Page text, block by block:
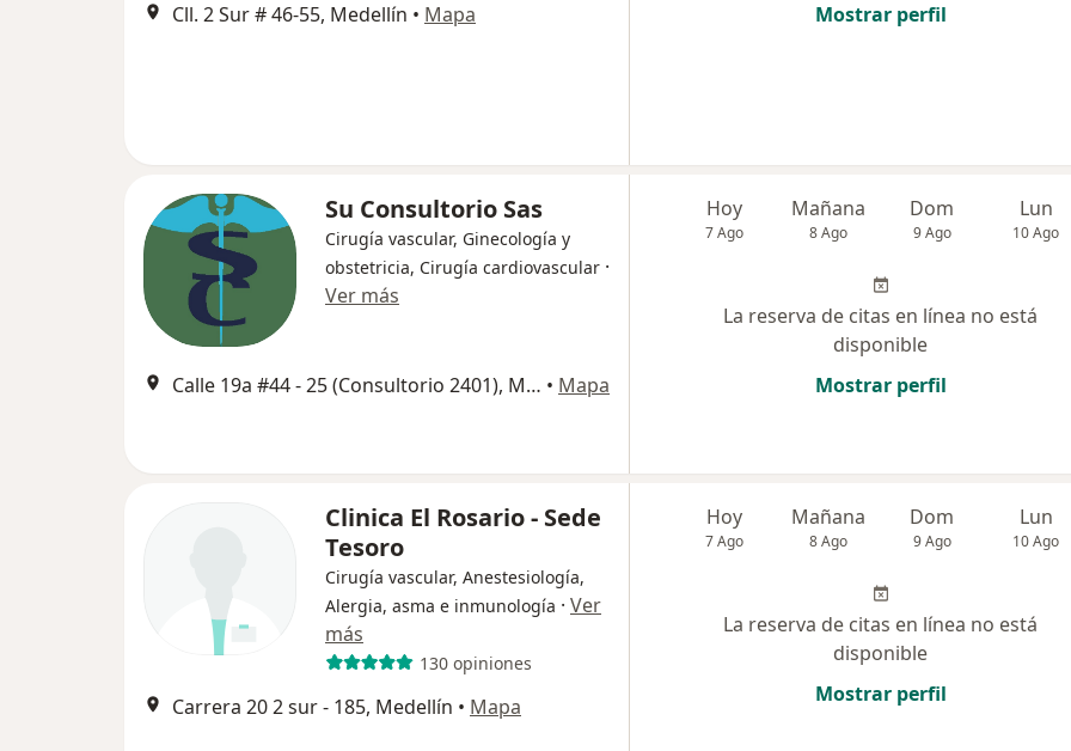
Cll. 2 Sur # 46-55, Medellín • Mapa
Mostrar perfil
Su Consultorio Sas
Cirugía vascular, Ginecología y
obstetricia, Cirugía cardiovascular ·
Ver más
Calle 19a #44 - 25 (Consultorio 2401), Medellín • Mapa
Hoy
7 Ago
Mañana
8 Ago
Dom
9 Ago
Lun
10 Ago
La reserva de citas en línea no está
disponible
Mostrar perfil
Clinica El Rosario - Sede
Tesoro
Cirugía vascular, Anestesiología,
Alergia, asma e inmunología · Ver
más
130 opiniones
Carrera 20 2 sur - 185, Medellín • Mapa
Hoy
7 Ago
Mañana
8 Ago
Dom
9 Ago
Lun
10 Ago
La reserva de citas en línea no está
disponible
Mostrar perfil